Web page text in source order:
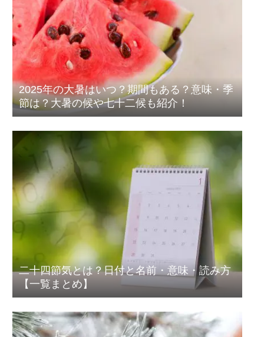
2025年の大暑はいつ？期間もある？意味・季
節は？大暑の候や七十二候も紹介！
二十四節気とは？日付と名前・意味・読み方
【一覧まとめ】